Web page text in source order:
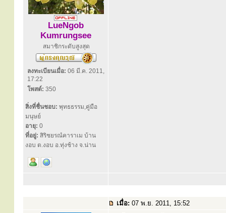
LueNgob
Kumrungsee
สมาชิกระดับสูงสุด
ลงทะเบียนเมื่อ: 06 มี.ค. 2011,
17:22
โพสต์: 350
สิ่งที่ชื่นชอบ: พุทธธรรม,คู่มือ
มนุษย์
อายุ: 0
ที่อยู่: สิริชยรณํคาราเม บ้าน
งอบ ต.งอบ อ.ทุ่งช้าง จ.น่าน
เมื่อ: 07 พ.ย. 2011, 15:52